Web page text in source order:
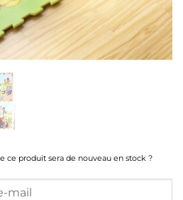
ce produit sera de nouveau en stock ?